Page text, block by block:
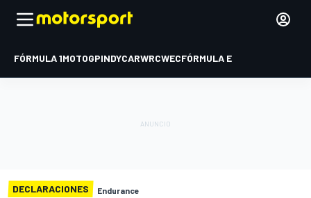
FÓRMULA 1MOTOGPINDYCARWRCWECFÓRMULA E
DECLARACIONES Endurance